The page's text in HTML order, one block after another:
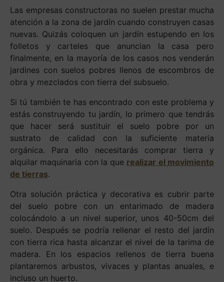
Las empresas constructoras no suelen prestar mucha
atención a la zona de jardín cuando construyen casas
nuevas. Quizás coloquen un jardín estupendo en los
folletos y carteles que anuncian la casa pero
finalmente, en la mayoría de los casos nos venderán
jardines con suelos pobres llenos de escombros de
obra y mezclados con tierra del subsuelo.
Si tú también te has encontrado con este problema y
estás construyendo tu jardín, lo primero que tendrás
que hacer será sustituir el suelo pobre por un
sustrato de calidad con la suficiente materia
orgánica. Para ello necesitarás comprar tierra y
alquilar maquinaria con la que realizar el movimiento
de tierras.
Otra solución práctica y decorativa es cubrir parte
del suelo pobre con un entarimado de madera
colocándolo a un nivel superior, unos 40-50cm del
suelo. Después se podría rellenar el resto del jardín
con tierra rica hasta alcanzar el nivel de la tarima de
madera. En los espacios rellenos de tierra buena
plantaremos arbustos, vivaces y plantas anuales, e
incluso un huerto.